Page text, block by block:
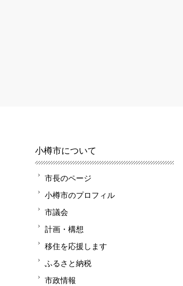
小樽市について
市長のページ
小樽市のプロフィル
市議会
計画・構想
移住を応援します
ふるさと納税
市政情報